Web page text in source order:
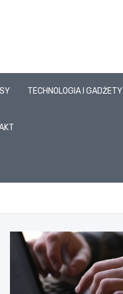
TECHNOLOGIA I GADŻETY